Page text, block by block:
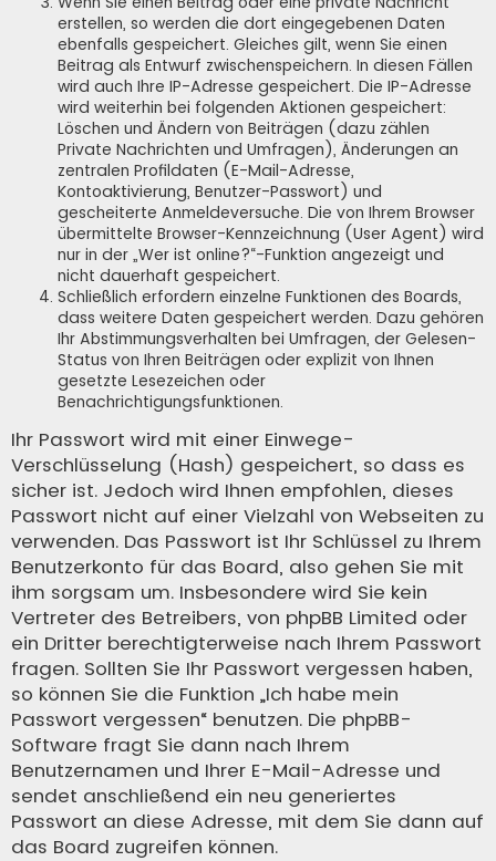
erstellen, so werden die dort eingegebenen Daten
ebenfalls gespeichert. Gleiches gilt, wenn Sie einen
Beitrag als Entwurf zwischenspeichern. In diesen Fällen
wird auch Ihre IP-Adresse gespeichert. Die IP-Adresse
wird weiterhin bei folgenden Aktionen gespeichert:
Löschen und Ändern von Beiträgen (dazu zählen
Private Nachrichten und Umfragen), Änderungen an
zentralen Profildaten (E-Mail-Adresse,
Kontoaktivierung, Benutzer-Passwort) und
gescheiterte Anmeldeversuche. Die von Ihrem Browser
übermittelte Browser-Kennzeichnung (User Agent) wird
nur in der „Wer ist online?“-Funktion angezeigt und
nicht dauerhaft gespeichert.
Schließlich erfordern einzelne Funktionen des Boards,
dass weitere Daten gespeichert werden. Dazu gehören
Ihr Abstimmungsverhalten bei Umfragen, der Gelesen-
Status von Ihren Beiträgen oder explizit von Ihnen
gesetzte Lesezeichen oder
Benachrichtigungsfunktionen.
Ihr Passwort wird mit einer Einwege-
Verschlüsselung (Hash) gespeichert, so dass es
sicher ist. Jedoch wird Ihnen empfohlen, dieses
Passwort nicht auf einer Vielzahl von Webseiten zu
verwenden. Das Passwort ist Ihr Schlüssel zu Ihrem
Benutzerkonto für das Board, also gehen Sie mit
ihm sorgsam um. Insbesondere wird Sie kein
Vertreter des Betreibers, von phpBB Limited oder
ein Dritter berechtigterweise nach Ihrem Passwort
fragen. Sollten Sie Ihr Passwort vergessen haben,
so können Sie die Funktion „Ich habe mein
Passwort vergessen“ benutzen. Die phpBB-
Software fragt Sie dann nach Ihrem
Benutzernamen und Ihrer E-Mail-Adresse und
sendet anschließend ein neu generiertes
Passwort an diese Adresse, mit dem Sie dann auf
das Board zugreifen können.